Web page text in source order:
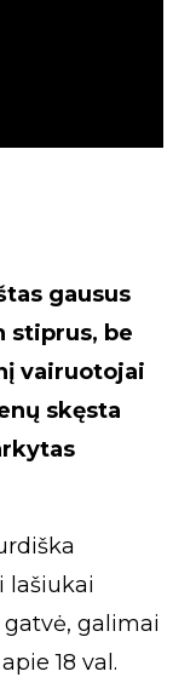
gausus
stiprus, be
vairuotojai
skęsta
lašiukai
galimai
18 val.